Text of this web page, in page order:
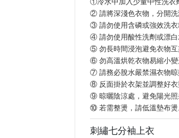
② 請將深淺色衣物，分開洗
③ 請勿使用含磷或強效洗衣
④ 請勿使用酸性洗劑或漂白
⑤ 勿長時間浸泡避免衣物互
⑥ 勿高溫烘乾衣物易縮小變
⑦ 請務必脫水嚴禁濕衣物晾
⑧ 反面掛於衣架並調整好衣
⑨ 晾曬陰涼處，避免陽光照
⑩ 若需整燙，請低溫墊布燙
刺繡七分袖上衣